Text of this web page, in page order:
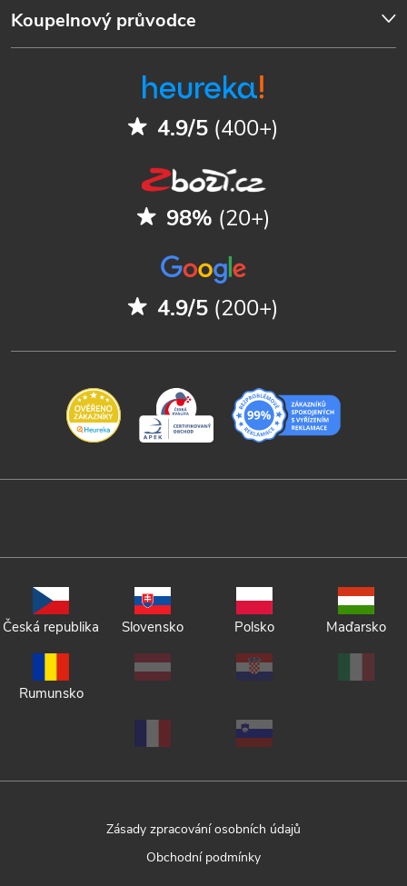
Koupelnový průvodce
4.9/5 (400+)
98% (20+)
4.9/5 (200+)
Česká republika Slovensko Polsko Maďarsko
Rumunsko
Zásady zpracování osobních údajů
Obchodní podmínky